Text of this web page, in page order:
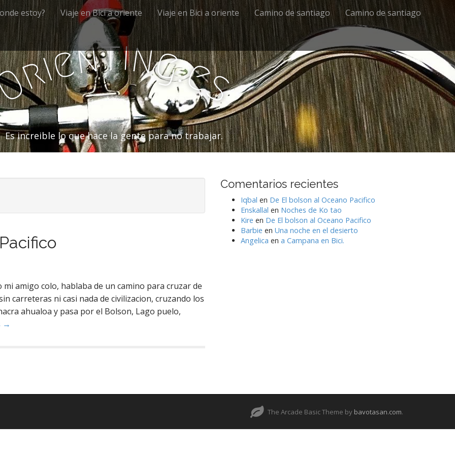
estoy? Viaje en Bici a oriente Viaje en Bici a oriente Camino de santiago Camino de santiago
r
ienting.
es
Es increible lo que hace la gente para no trabajar.
amigo colo, hablaba de un camino para cruzar de
carreteras ni casi nada de civilizacion, cruzando los
ahualoa y pasa por el Bolson, Lago puelo,
→
Comentarios recientes
Iqbal en De El bolson al Oceano Pacifico
Enskallal en Noches de Ko tao
Kire en De El bolson al Oceano Pacifico
Barbie en Una noche en el desierto
Angelica en a Campana en Bici.
The Arcade Basic Theme by bavotasan.com.